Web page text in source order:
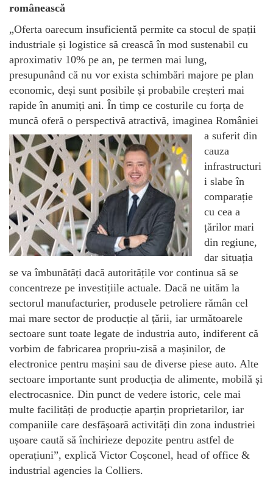
românească
„Oferta oarecum insuficientă permite ca stocul de spații
industriale și logistice să crească în mod sustenabil cu
aproximativ 10% pe an, pe termen mai lung,
presupunând că nu vor exista schimbări majore pe plan
economic, deși sunt posibile și probabile creșteri mai
rapide în anumiți ani. În timp ce costurile cu forța de
muncă oferă o perspectivă atractivă, imaginea României
a suferit din
cauza
infrastructuri
i slabe în
comparație
cu cea a
țărilor mari
din regiune,
dar situația
se va îmbunătăți dacă autoritățile vor continua să se
concentreze pe investițiile actuale. Dacă ne uităm la
sectorul manufacturier, produsele petroliere rămân cel
mai mare sector de producție al țării, iar următoarele
sectoare sunt toate legate de industria auto, indiferent că
vorbim de fabricarea propriu-zisă a mașinilor, de
electronice pentru mașini sau de diverse piese auto. Alte
sectoare importante sunt producția de alimente, mobilă și
electrocasnice. Din punct de vedere istoric, cele mai
multe facilități de producție aparțin proprietarilor, iar
companiile care desfășoară activități din zona industriei
ușoare caută să închirieze depozite pentru astfel de
operațiuni”, explică Victor Coșconel, head of office &
industrial agencies la Colliers.